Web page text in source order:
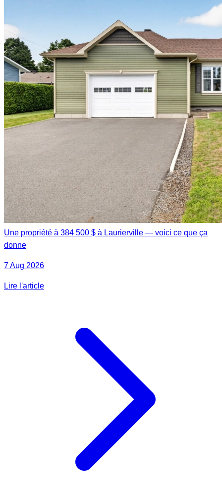
Une propriété à 384 500 $ à Laurierville — voici ce que ça
donne
7 Aug 2026
Lire l'article